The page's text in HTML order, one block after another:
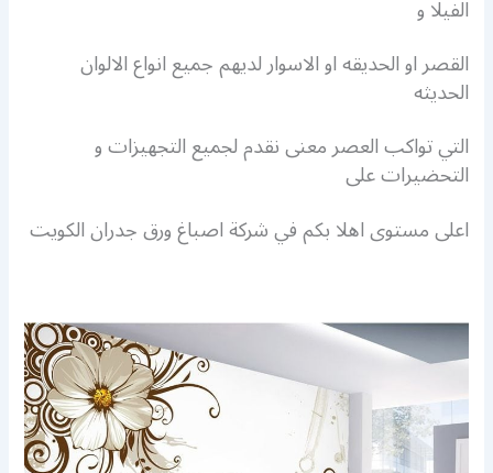
الفيلا و
القصر او الحديقه او الاسوار لديهم جميع انواع الالوان
الحديثه
التي تواكب العصر معنى نقدم لجميع التجهيزات و
التحضيرات على
اعلى مستوى اهلا بكم في شركة اصباغ ورق جدران الكويت